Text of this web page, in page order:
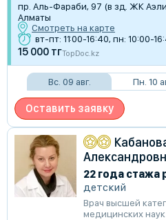
пр. Аль-Фараби, 97 (в зд. ЖК
Алматы
Смотреть на карте
вт-пт: 11:00-16:40, пн: 10:00-
15 000 тгTopDoc.kz
Вс. 09 авг. Пн. 10
Оставить заявку
22 года стажа
детский
Врач высшей
медицинских наук